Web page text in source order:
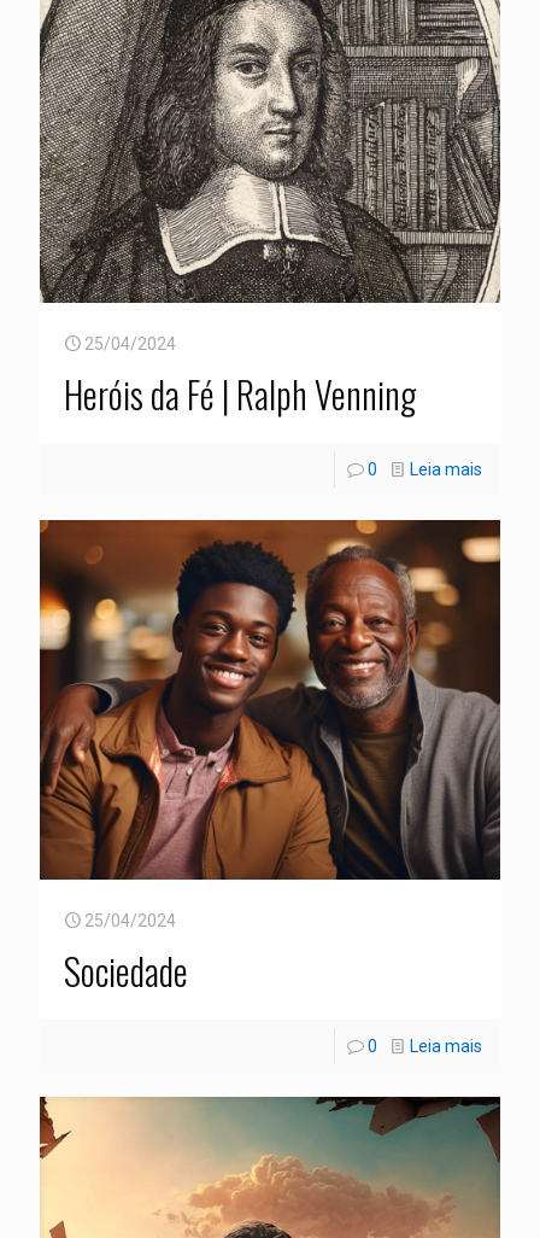
25/04/2024
Heróis da Fé | Ralph Venning
0 Leia mais
25/04/2024
Sociedade
0 Leia mais